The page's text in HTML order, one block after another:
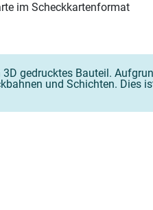
im Scheckkartenformat
gedrucktes Bauteil.
und Schichten. Dies